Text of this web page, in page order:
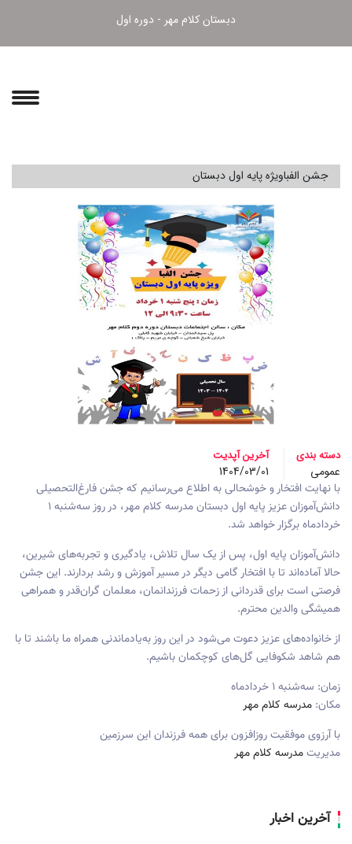
دبستان کلام مهر - دوره اول
جشن الفباویژه پایه اول دبستان
دسته بندی
عمومی
آخرین آپدیت
1404/03/01
با نهایت افتخار و خوشحالی به اطلاع می‌رسانیم که جشن فارغ‌التحصیلی
دانش‌آموزان عزیز پایه اول دبستان مدرسه کلام مهر، در روز سه‌شنبه ۱
خردادماه برگزار خواهد شد.
دانش‌آموزان پایه اول، پس از یک سال تلاش، یادگیری و تجربه‌های شیرین،
حالا آماده‌اند تا با افتخار گامی دیگر در مسیر آموزش و رشد بردارند. این جشن
فرصتی است برای قدردانی از زحمات فرزندانمان، معلمان گران‌قدر و همراهی
همیشگی والدین محترم.
از خانواده‌های عزیز دعوت می‌شود در این روز به‌یادماندنی همراه ما باشند تا با
هم شاهد شکوفایی گل‌های کوچکمان باشیم.
زمان: سه‌شنبه ۱ خردادماه
مکان: مدرسه کلام مهر
با آرزوی موفقیت روزافزون برای همه فرزندان این سرزمین
مدیریتمدرسه کلام مهر
آخرین اخبار